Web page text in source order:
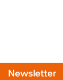
Newsletter